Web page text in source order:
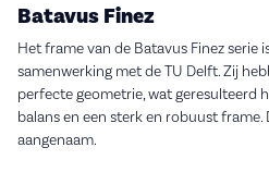
Batavus Finez
Het frame van de Batavus Finez serie
samenwerking met de TU Delft. Zij
perfecte geometrie, wat geresulteerd
balans en een sterk en robuust
aangenaam.